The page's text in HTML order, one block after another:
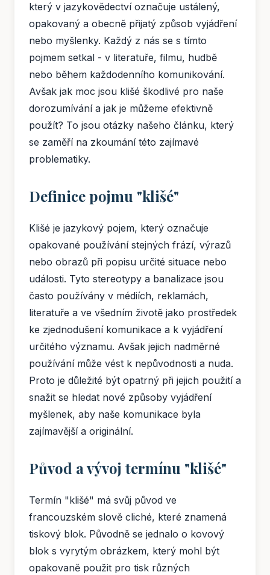
který v jazykovědectví označuje ustálený,
opakovaný a obecně přijatý způsob vyjádření
nebo myšlenky. Každý z nás se s tímto
pojmem setkal - v literatuře, filmu, hudbě
nebo během každodenního komunikování.
Avšak jak moc jsou klišé škodlivé pro naše
dorozumívání a jak je můžeme efektivně
použít? To jsou otázky našeho článku, který
se zaměří na zkoumání této zajímavé
problematiky.
Definice pojmu "klišé"
Klišé je jazykový pojem, který označuje
opakované používání stejných frází, výrazů
nebo obrazů při popisu určité situace nebo
události. Tyto stereotypy a banalizace jsou
často používány v médiích, reklamách,
literatuře a ve všedním životě jako prostředek
ke zjednodušení komunikace a k vyjádření
určitého významu. Avšak jejich nadměrné
používání může vést k nepůvodnosti a nuda.
Proto je důležité být opatrný při jejich použití a
snažit se hledat nové způsoby vyjádření
myšlenek, aby naše komunikace byla
zajímavější a originální.
Původ a vývoj termínu "klišé"
Termín "klišé" má svůj původ ve
francouzském slově cliché, které znamená
tiskový blok. Původně se jednalo o kovový
blok s vyrytým obrázkem, který mohl být
opakovaně použit pro tisk různých